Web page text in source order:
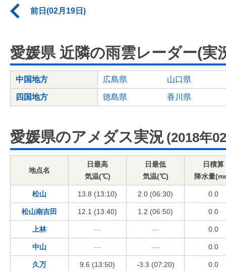
前日(02月19日)
愛媛県 近隣の雨雲レーダー(実
中国地方 広島県 山口県
四国地方 徳島県 香川県
愛媛県のアメダス実況 (2018年
地点名
日最高
気温(℃)
日最低
気温(℃)
日積算
降水量
松山 13.8 (13:10) 2.0 (06:30) 0.0
松山南吉田 12.1 (13:40) 1.2 (06:50) 0.0
上林 --- --- 0.0
中山 --- --- 0.0
久万 9.6 (13:50) -3.3 (07:20) 0.0